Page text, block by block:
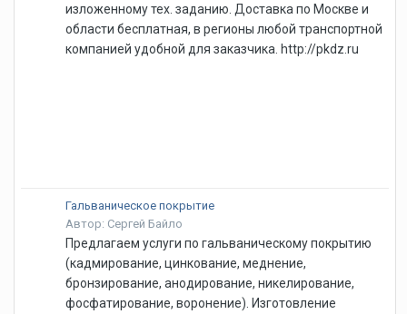
изложенному тех. заданию. Доставка по Москве и
области бесплатная, в регионы любой транспортной
компанией удобной для заказчика. http://pkdz.ru
Гальваническое покрытие
Автор: Сергей Байло
Предлагаем услуги по гальваническому покрытию
(кадмирование, цинкование, меднение,
бронзирование, анодирование, никелирование,
фосфатирование, воронение). Изготовление